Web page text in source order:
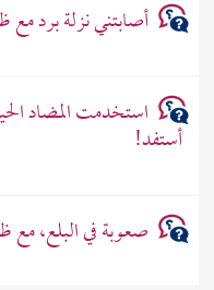
أصابتني نزلة برد
استخدمت المضاد
أستفد!
صعوبة في البلع، مع